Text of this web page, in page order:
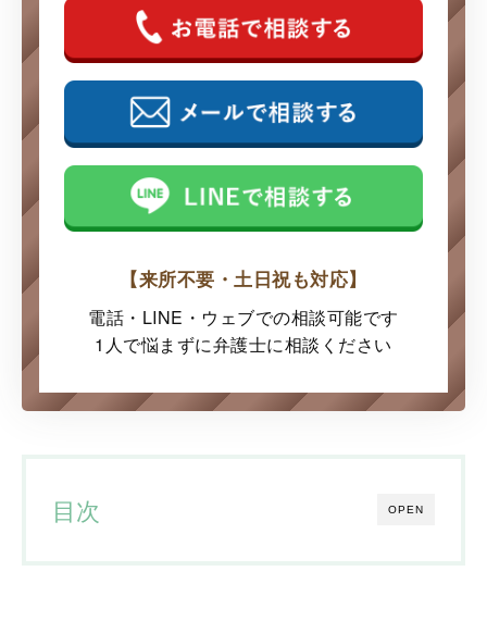
【来所不要・土日祝も対応】
電話・LINE・ウェブでの相談可能です
1人で悩まずに弁護士に相談ください
OPEN
目次